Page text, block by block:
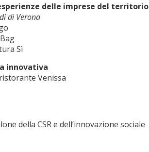
delle imprese del territorio
di Verona
Sì
innovativa
Venissa
della CSR e dell’innovazione sociale